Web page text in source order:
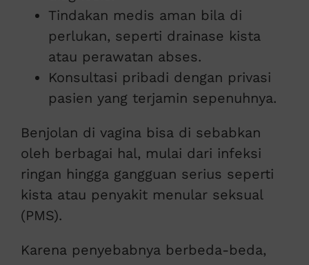
Tindakan medis aman bila di
perlukan, seperti drainase kista
atau perawatan abses.
Konsultasi pribadi dengan privasi
pasien yang terjamin sepenuhnya.
Benjolan di vagina bisa di sebabkan
oleh berbagai hal, mulai dari infeksi
ringan hingga gangguan serius seperti
kista atau penyakit menular seksual
(PMS).
Karena penyebabnya berbeda-beda,